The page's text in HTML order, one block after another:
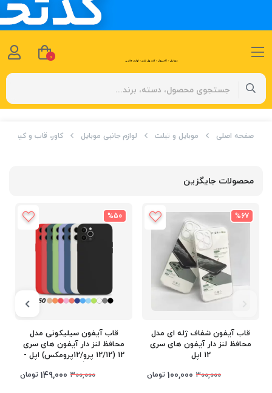
صفحه اصلی موبایل و تبلت لوازم جانبی موبایل کاور، قاب و کیف
محصولات جایگزین
%67
قاب آیفون شفاف ژله ای مدل
محافظ لنز دار آیفون های سری
12 اپل
300,000
100,000 تومان
%50
قاب آیفون سیلیکونی مدل
محافظ لنز دار آیفون های سری
12 (12/12 پرو/12پرومکس) اپل -
رنگ بندی
300,000
149,000 تومان
0